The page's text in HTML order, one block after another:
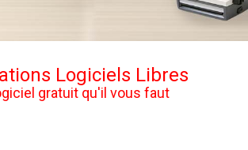
Logiciels Libres
gratuit qu'il vous faut